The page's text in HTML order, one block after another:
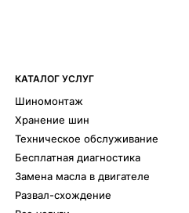
Continental
Yokohama
Delinte
Headway
Laufenn
Nokian Tyres
Sunfull
КАТАЛОГ УСЛУГ
Шиномонтаж
Хранение шин
Техническое обслуживание
Бесплатная диагностика
Замена масла в двигателе
Развал-схождение